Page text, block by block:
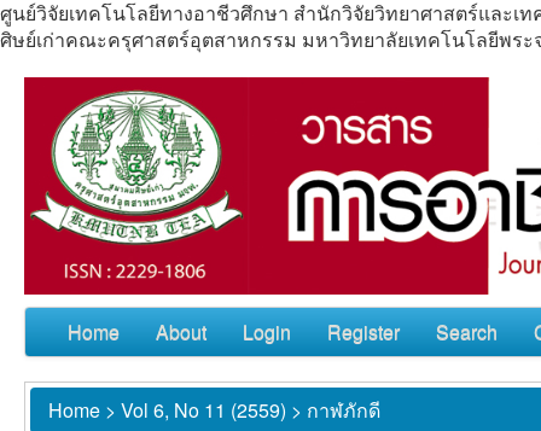
ศูนย์วิจัยเทคโนโลยีทางอาชีวศึกษา สำนักวิจัยวิทยาศาสตร์และ
ศิษย์เก่าคณะครุศาสตร์อุตสาหกรรม มหาวิทยาลัยเทคโนโลยีพระ
Home About Login Register Search
Home > Vol 6, No 11 (2559) > กาฬภักดี